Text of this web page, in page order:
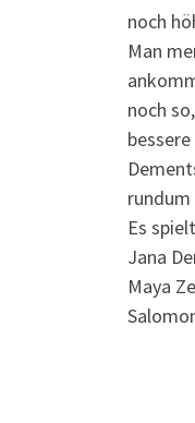
noch
Man
noch
Es
Jana
Maya